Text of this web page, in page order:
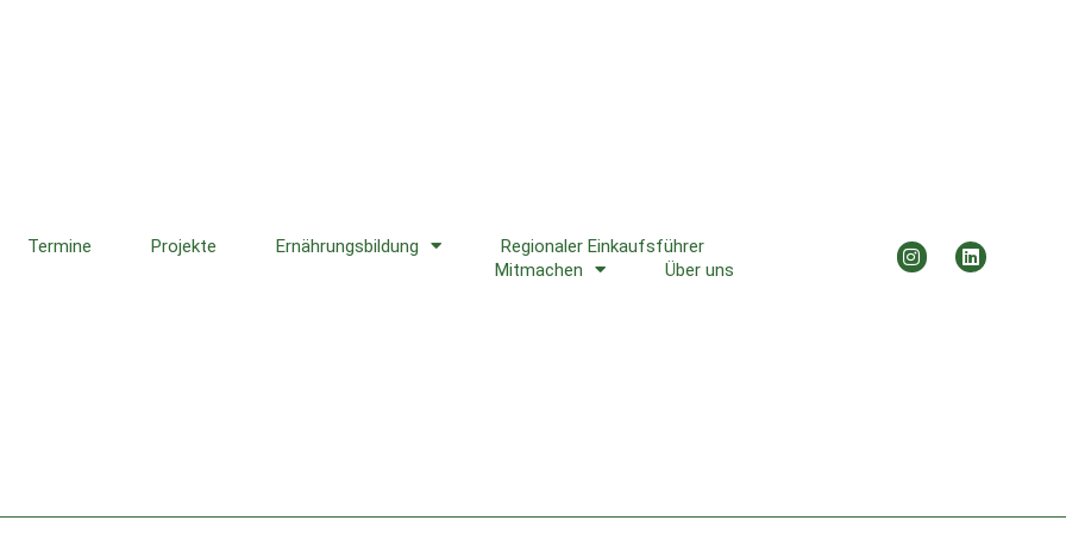
Termine Projekte Ernährungsbildung
Regionaler Einkaufsführer
Mitmachen
Über uns